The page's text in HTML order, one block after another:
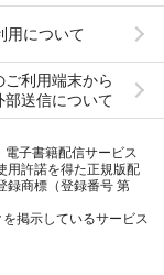
用について
ご利用端末から
部送信について
子書籍配信サービス
用許諾を得た正規版配
録商標（登録番号 第
掲示しているサービス